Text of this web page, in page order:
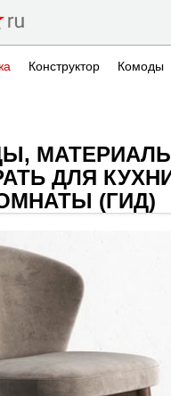
Конструктор Комоды
ДЛЯ
(ГИД)